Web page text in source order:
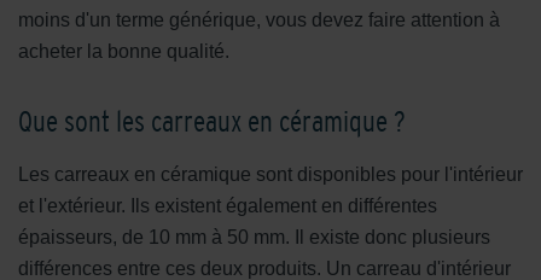
moins d'un terme générique, vous devez faire attention à
acheter la bonne qualité.
Que sont les carreaux en céramique ?
Les carreaux en céramique sont disponibles pour l'intérieur
et l'extérieur. Ils existent également en différentes
épaisseurs, de 10 mm à 50 mm. Il existe donc plusieurs
différences entre ces deux produits. Un carreau d'intérieur